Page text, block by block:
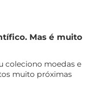
Mas é muito
coleciono moedas e
muito próximas